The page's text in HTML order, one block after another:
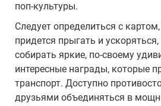
поп-культуры.
Следует определиться с
придется прыгать и
собирать яркие, по-своему
интересные награды, которые
транспорт. Доступно
друзьями объединяться в